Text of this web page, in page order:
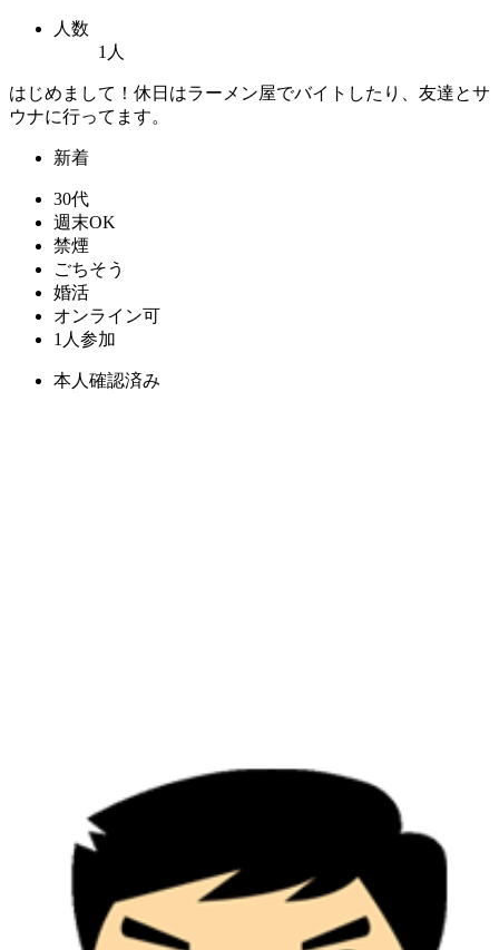
人数
1人
はじめまして！休日はラーメン屋でバイトしたり、友達とサ
ウナに行ってます。
新着
30代
週末OK
禁煙
ごちそう
婚活
オンライン可
1人参加
本人確認済み